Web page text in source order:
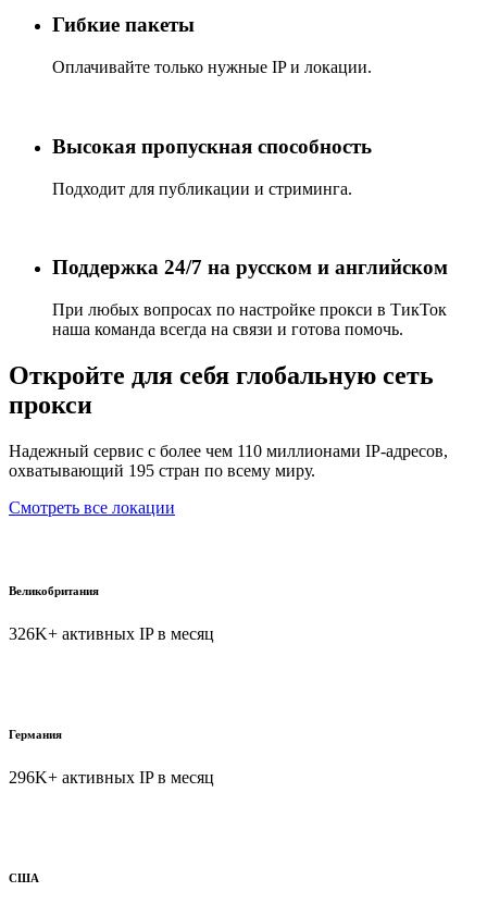
Гибкие пакеты
Оплачивайте только нужные IP и локации.
Высокая пропускная способность
Подходит для публикации и стриминга.
Поддержка 24/7 на русском и английском
При любых вопросах по настройке прокси в ТикТок
наша команда всегда на связи и готова помочь.
Откройте для себя глобальную сеть
прокси
Надежный сервис с более чем 110 миллионами IP-адресов,
охватывающий 195 стран по всему миру.
Смотреть все локации
Великобритания
326K+ активных IP в месяц
Германия
296K+ активных IP в месяц
США